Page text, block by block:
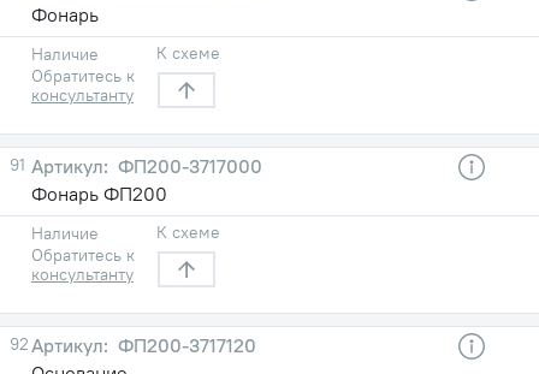
Фонарь
Наличие
Обратитесь к
консультанту
К схеме
91
ФП200-3717000
Фонарь ФП200
Наличие
Обратитесь к
консультанту
К схеме
92
ФП200-3717120